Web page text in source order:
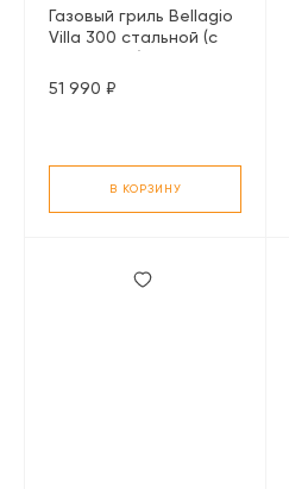
Газовый гриль Bellagio
Villa 300 стальной (с
51 990 ₽
В КОРЗИНУ